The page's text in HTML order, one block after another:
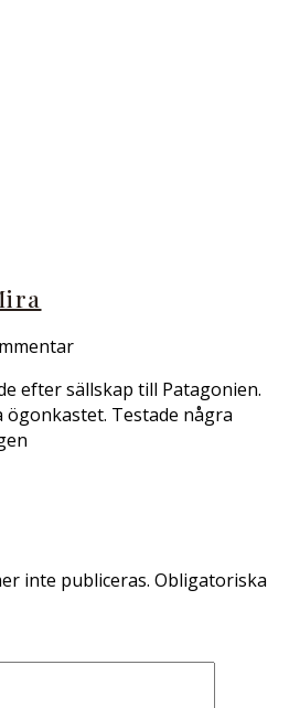
efter sällskap till Patagonien.
Testade några
inte publiceras. Obligatoriska